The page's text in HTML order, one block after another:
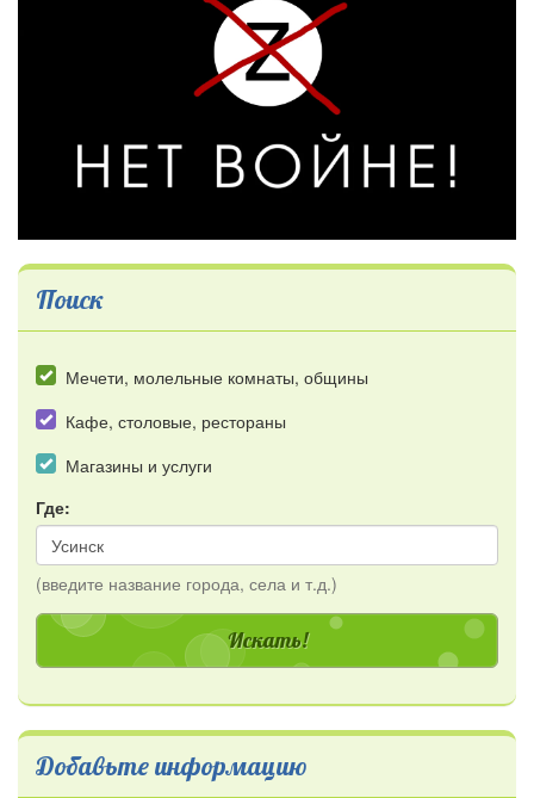
Поиск
Мечети, молельные комнаты, общины
Кафе, столовые, рестораны
Магазины и услуги
Где:
(введите название города, села и т.д.)
Добавьте информацию